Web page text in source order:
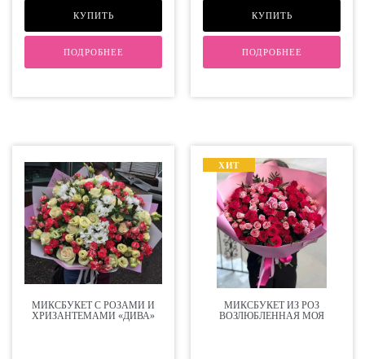
КУПИТЬ
ПОДРОБНЕЕ
КУПИТЬ
ПОДРОБНЕЕ
МИКСБУКЕТ С РОЗАМИ И
ХРИЗАНТЕМАМИ «ДИВА»
ХИТ
МИКСБУКЕТ ИЗ РОЗ
ВОЗЛЮБЛЕННАЯ МОЯ